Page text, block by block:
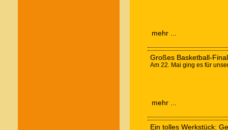
mehr ...
Großes Basketball-
Am 22. Mai ging es für
mehr ...
Ein tolles Werkstück: